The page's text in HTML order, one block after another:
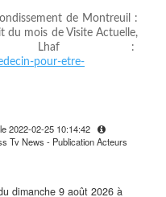
de Montreuil :
du mois de Visite Actuelle,
Lhaf :
pour-etre-
2022-02-25 10:14:42
Tv News - Publication Acteurs
dimanche 9 août 2026 à